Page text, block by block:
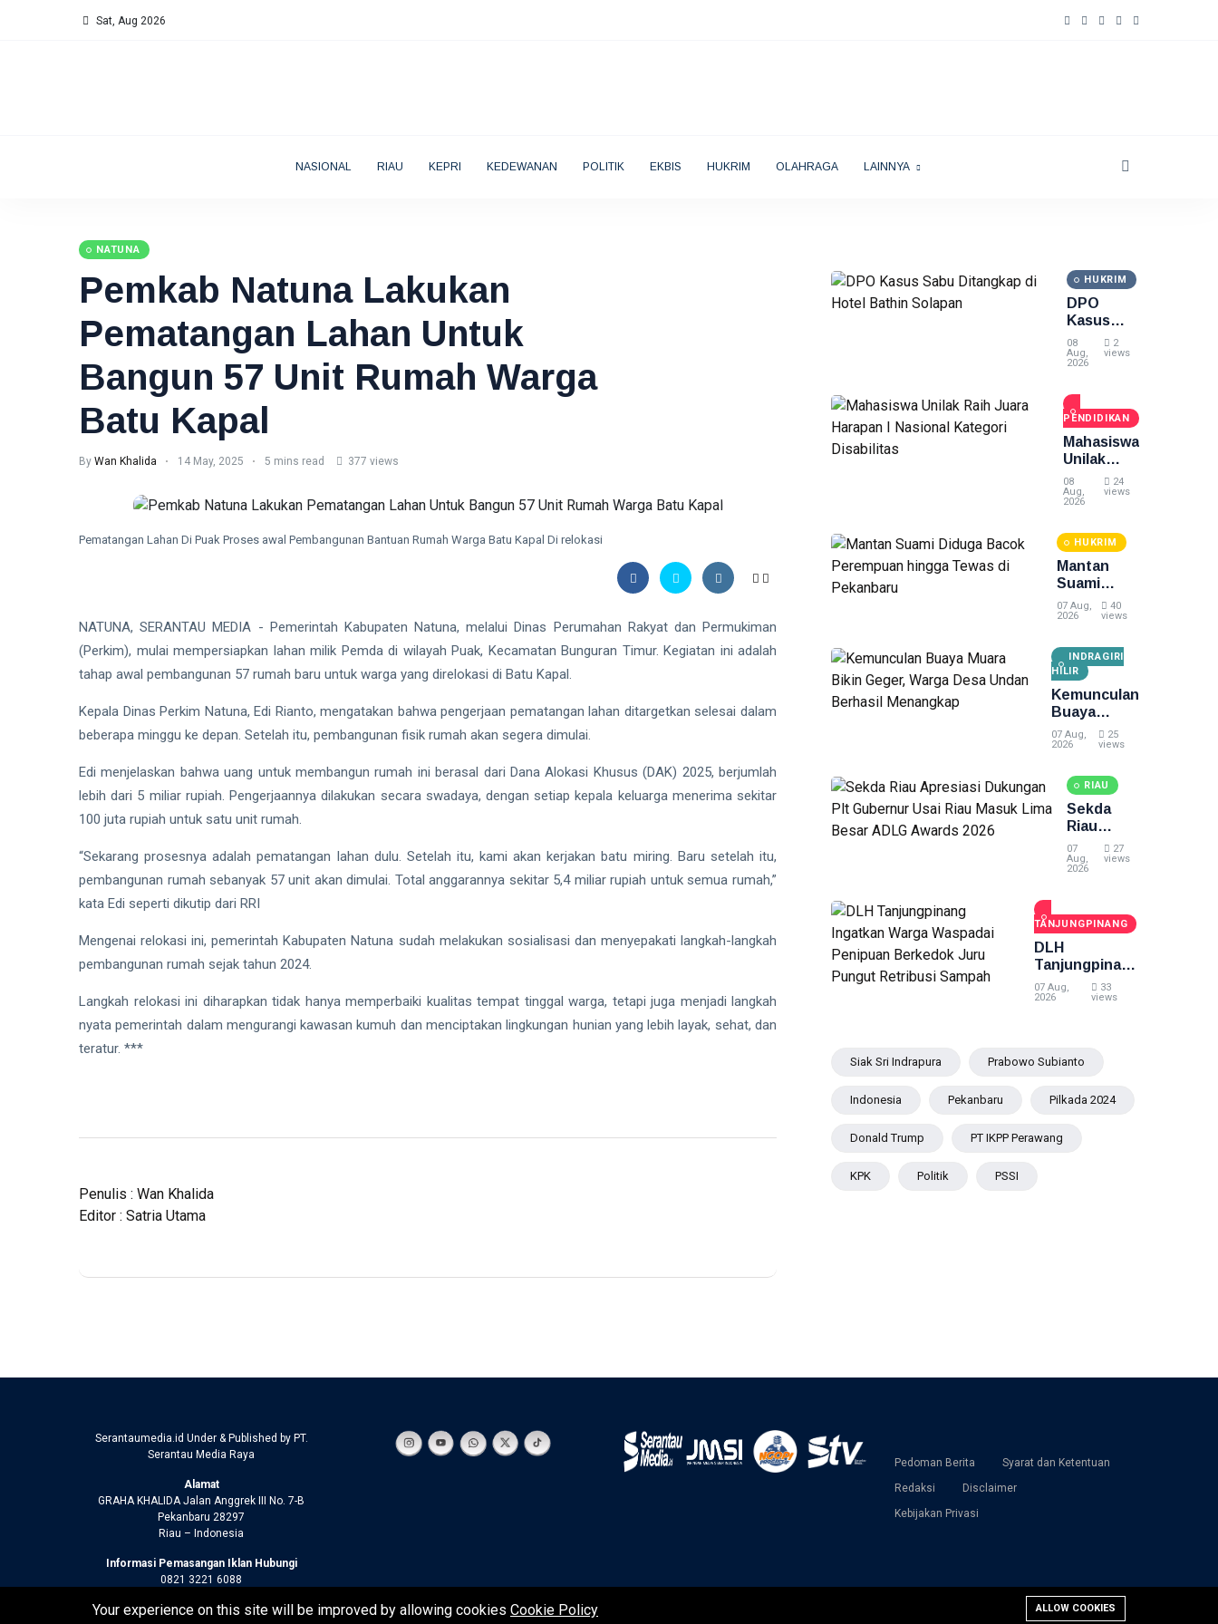
Sat, Aug 2026
NASIONAL RIAU KEPRI KEDEWANAN POLITIK EKBIS HUKRIM OLAHRAGA LAINNYA
NATUNA
Pemkab Natuna Lakukan
Pematangan Lahan Untuk
Bangun 57 Unit Rumah Warga
Batu Kapal
By Wan Khalida 14 May, 2025 5 mins read 377 views
Pematangan Lahan Di Puak Proses awal Pembangunan Bantuan Rumah Warga Batu Kapal Di relokasi
NATUNA, SERANTAU MEDIA - Pemerintah Kabupaten Natuna, melalui Dinas Perumahan Rakyat dan Permukiman
(Perkim), mulai mempersiapkan lahan milik Pemda di wilayah Puak, Kecamatan Bunguran Timur. Kegiatan ini adalah
tahap awal pembangunan 57 rumah baru untuk warga yang direlokasi di Batu Kapal.
Kepala Dinas Perkim Natuna, Edi Rianto, mengatakan bahwa pengerjaan pematangan lahan ditargetkan selesai dalam
beberapa minggu ke depan. Setelah itu, pembangunan fisik rumah akan segera dimulai.
Edi menjelaskan bahwa uang untuk membangun rumah ini berasal dari Dana Alokasi Khusus (DAK) 2025, berjumlah
lebih dari 5 miliar rupiah. Pengerjaannya dilakukan secara swadaya, dengan setiap kepala keluarga menerima sekitar
100 juta rupiah untuk satu unit rumah.
“Sekarang prosesnya adalah pematangan lahan dulu. Setelah itu, kami akan kerjakan batu miring. Baru setelah itu,
pembangunan rumah sebanyak 57 unit akan dimulai. Total anggarannya sekitar 5,4 miliar rupiah untuk semua rumah,”
kata Edi seperti dikutip dari RRI
Mengenai relokasi ini, pemerintah Kabupaten Natuna sudah melakukan sosialisasi dan menyepakati langkah-langkah
pembangunan rumah sejak tahun 2024.
Langkah relokasi ini diharapkan tidak hanya memperbaiki kualitas tempat tinggal warga, tetapi juga menjadi langkah
nyata pemerintah dalam mengurangi kawasan kumuh dan menciptakan lingkungan hunian yang lebih layak, sehat, dan
teratur. ***
Penulis : Wan Khalida
Editor : Satria Utama
HUKRIM
DPO
Kasus
Sabu
Ditangkap
Solapan
08
Aug,
2026
2
views
PENDIDIKAN
Mahasiswa
Unilak
Raih Juara
Harapan I
Disabilitas
08
Aug,
2026
24
views
HUKRIM
Mantan
Suami
Diduga
Bacok
hingga
Tewas di
Pekanbaru
07 Aug,
2026
40
views
INDRAGIRI
HILIR
Kemunculan
Buaya
Muara Bikin
Geger,
Undan
Berhasil
Menangkap
07 Aug,
2026
25
views
RIAU
Sekda
Riau
Apresiasi
Dukungan
Usai Riau
Masuk
Besar
ADLG
Awards
07
Aug,
2026
27
views
TANJUNGPINANG
DLH
Tanjungpinang
Ingatkan
Warga
Pungut
Sampah
07 Aug,
2026
33
views
Siak Sri Indrapura Prabowo Subianto
Indonesia Pekanbaru Pilkada 2024
Donald Trump PT IKPP Perawang
KPK Politik PSSI
Serantaumedia.id Under & Published by PT.
Serantau Media Raya
Alamat
GRAHA KHALIDA Jalan Anggrek III No. 7-B
Pekanbaru 28297
Riau – Indonesia
Informasi Pemasangan Iklan Hubungi
0821 3221 6088
Pedoman Berita
Syarat dan Ketentuan
Redaksi
Disclaimer
Kebijakan Privasi
Your experience on this site will be improved by allowing cookies Cookie Policy ALLOW COOKIES